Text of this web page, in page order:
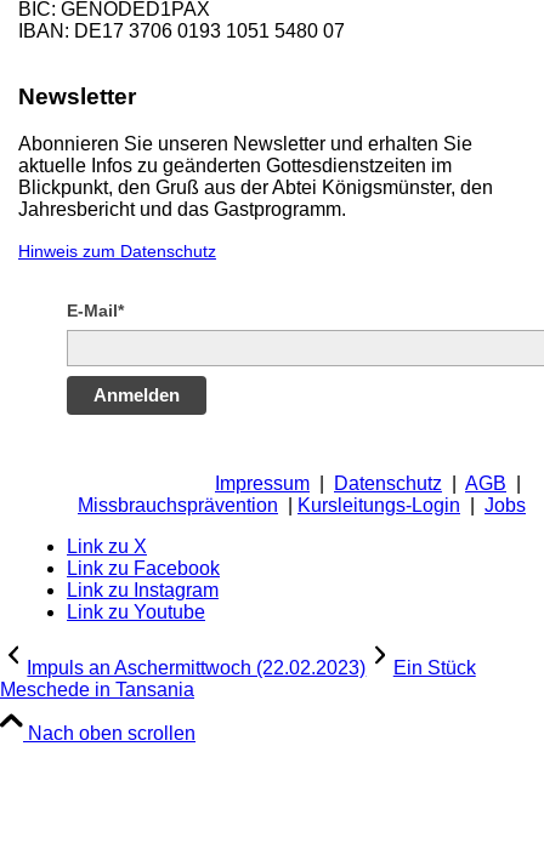
BIC: GENODED1PAX
IBAN: DE17 3706 0193 1051 5480 07
Newsletter
Abonnieren Sie unseren Newsletter und erhalten Sie
aktuelle Infos zu geänderten Gottesdienstzeiten im
Blickpunkt, den Gruß aus der Abtei Königsmünster, den
Jahresbericht und das Gastprogramm.
Hinweis zum Datenschutz
E-Mail*
Anmelden
Impressum Datenschutz AGB
Missbrauchsprävention
Kursleitungs-Login
Jobs
Link zu X
Link zu Facebook
Link zu Instagram
Link zu Youtube
Impuls an Aschermittwoch (22.02.2023)
Ein Stück
Meschede in Tansania
Nach oben scrollen